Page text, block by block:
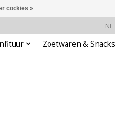
NL
Zoetwaren & Snacks
cookies »